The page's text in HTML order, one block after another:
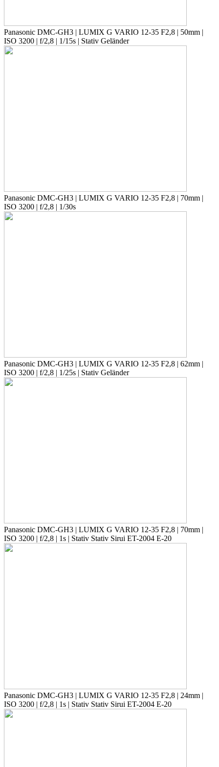
Panasonic DMC-GH3 | LUMIX G VARIO 12-35 F2,8 | 50mm |
ISO 3200 | f/2,8 | 1/15s | Stativ Geländer
Panasonic DMC-GH3 | LUMIX G VARIO 12-35 F2,8 | 70mm |
ISO 3200 | f/2,8 | 1/30s
Panasonic DMC-GH3 | LUMIX G VARIO 12-35 F2,8 | 62mm |
ISO 3200 | f/2,8 | 1/25s | Stativ Geländer
Panasonic DMC-GH3 | LUMIX G VARIO 12-35 F2,8 | 70mm |
ISO 3200 | f/2,8 | 1s | Stativ Stativ Sirui ET-2004 E-20
Panasonic DMC-GH3 | LUMIX G VARIO 12-35 F2,8 | 24mm |
ISO 3200 | f/2,8 | 1s | Stativ Stativ Sirui ET-2004 E-20